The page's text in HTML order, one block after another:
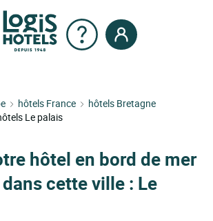
hôtels France
hôtels Bretagne
Le palais
hôtel en bord de mer
cette ville : Le